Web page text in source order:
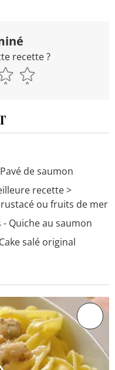
recette ?
de saumon
recette>
ou fruits de mer
- Quiche au saumon
salé original